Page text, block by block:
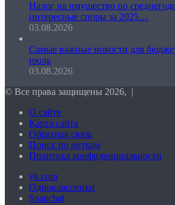
Налог на имущество по
интересные споры за 2025…
03.08.2026
Самые важные новости для
июль
03.08.2026
© Все права защищены 2026, |
О сайте
Карта сайта
Обратная связь
Поиск по меткам
Политика конфиденциальности
vk.com
Одноклассники
Snapchat